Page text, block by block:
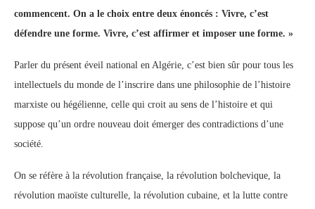
commencent. On a le choix entre deux énoncés : Vivre, c’est
défendre une forme. Vivre, c’est affirmer et imposer une forme. »
Parler du présent éveil national en Algérie, c’est bien sûr pour tous les
intellectuels du monde de l’inscrire dans une philosophie de l’histoire
marxiste ou hégélienne, celle qui croit au sens de l’histoire et qui
suppose qu’un ordre nouveau doit émerger des contradictions d’une
société.
On se réfère à la révolution française, la révolution bolchevique, la
révolution maoïste culturelle, la révolution cubaine, et la lutte contre